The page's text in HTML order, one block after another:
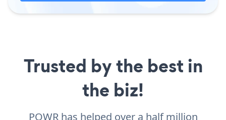
Trusted by the best in
the biz!
POWR has helped over a half million